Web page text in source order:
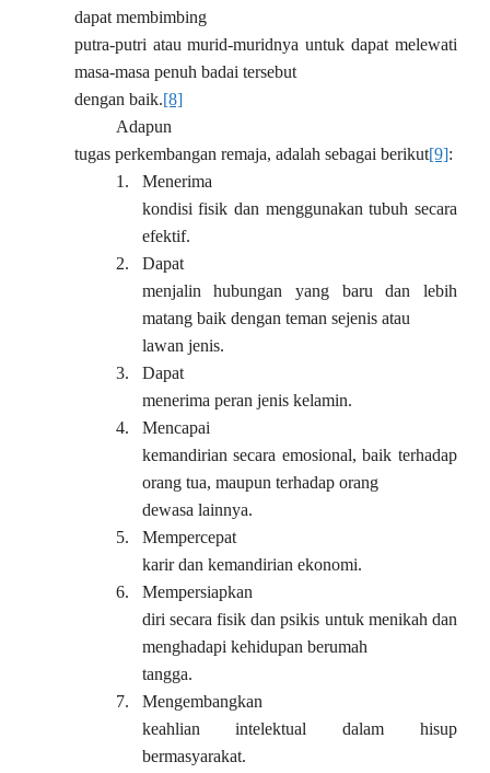
dapat membimbing
putra-putri atau murid-muridnya untuk dapat melewati
masa-masa penuh badai tersebut
dengan baik.[8]
Adapun
tugas perkembangan remaja, adalah sebagai berikut[9]:
1.
Menerima
kondisi fisik dan menggunakan tubuh secara
efektif.
2.
Dapat
menjalin hubungan yang baru dan lebih
matang baik dengan teman sejenis atau
lawan jenis.
3.
Dapat
menerima peran jenis kelamin.
4.
Mencapai
kemandirian secara emosional, baik terhadap
orang tua, maupun terhadap orang
dewasa lainnya.
5.
Mempercepat
karir dan kemandirian ekonomi.
6.
Mempersiapkan
diri secara fisik dan psikis untuk menikah dan
menghadapi kehidupan berumah
tangga.
7.
Mengembangkan
keahlian intelektual dalam hisup
bermasyarakat.